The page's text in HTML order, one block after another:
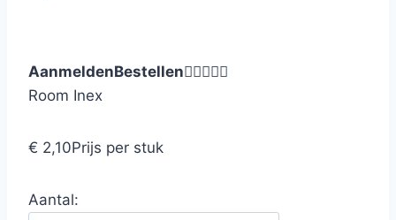
AanmeldenBestellen
Room Inex
€ 2,10Prijs per stuk
Aantal: